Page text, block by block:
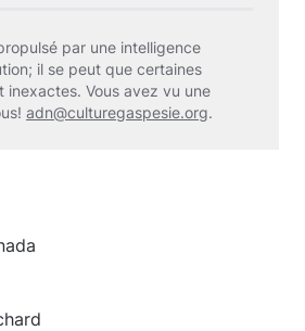
par une intelligence
il se peut que certaines
inexactes. Vous avez vu une
adn@culturegaspesie.org.